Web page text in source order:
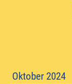
Oktober 2024